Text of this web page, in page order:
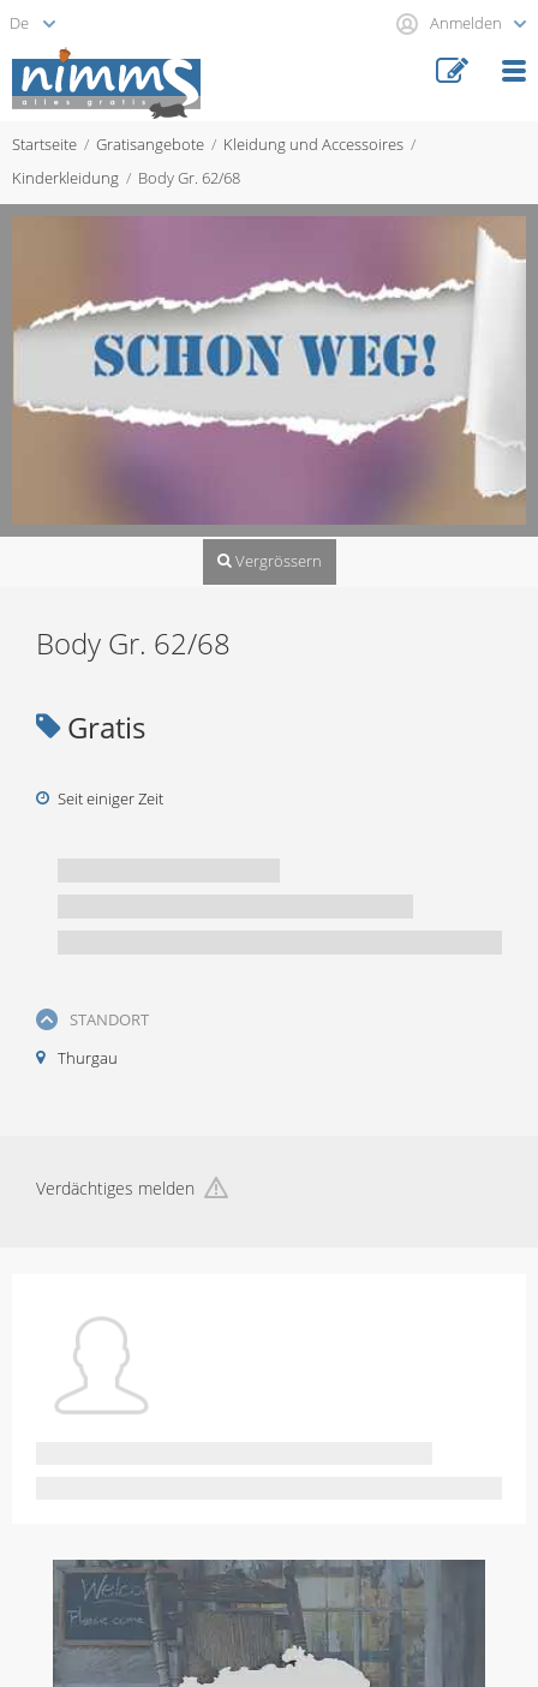
Anmelden
Startseite Gratisangebote
Kleidung und Accessoires
Kinderkleidung
Body Gr. 62/68
Vergrössern
Body Gr. 62/68
Gratis
Seit einiger Zeit
STANDORT
Thurgau
Verdächtiges melden